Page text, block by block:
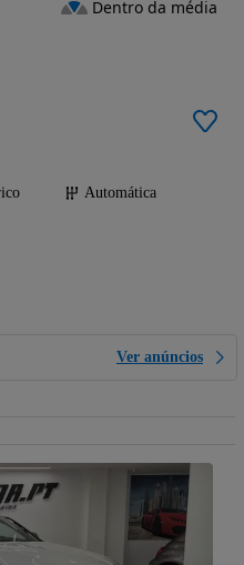
Automática
Ver anúncios
Dentro da média